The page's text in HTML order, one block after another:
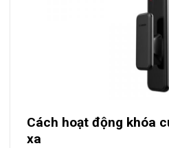
Cách hoạt động khóa
xa